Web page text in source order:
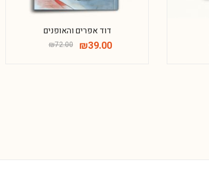
דוד אפרים והאופנים
₪72.00 ₪39.00